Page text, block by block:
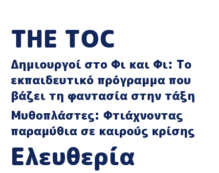
ΤΗΕ ΤΟC
Δημιουργοί στο Φι και Φι: Το
εκπαιδευτικό πρόγραμμα που
βάζει τη φαντασία στην τάξη
Μυθοπλάστες: Φτιάχνοντας
παραμύθια σε καιρούς κρίσης
Ελευθερία